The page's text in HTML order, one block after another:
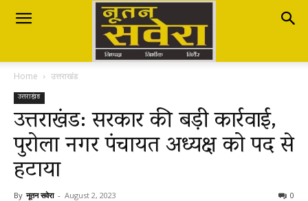
Nutan
Savera
नूतन
सवेरा
Home उत्तराखंड
उत्तराखंड
उत्तराखंड: सरकार की बड़ी कार्रवाई,
पुरोला नगर पंचायत अध्यक्ष को पद से
हटाया
By नूतन सवेरा - August 2, 2023 0